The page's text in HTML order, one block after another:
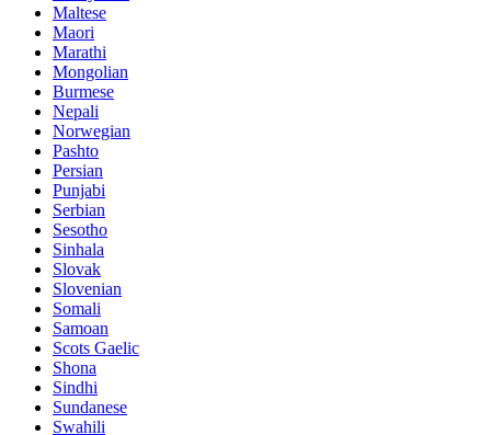
Maltese
Maori
Marathi
Mongolian
Burmese
Nepali
Norwegian
Pashto
Persian
Punjabi
Serbian
Sesotho
Sinhala
Slovak
Slovenian
Somali
Samoan
Scots Gaelic
Shona
Sindhi
Sundanese
Swahili